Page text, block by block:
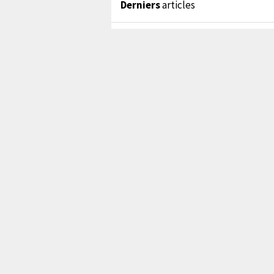
Derniersarticles